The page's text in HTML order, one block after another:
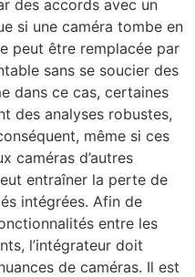
des accords avec un
si une caméra tombe en
peut être remplacée par
sans se soucier des
dans ce cas, certaines
des analyses robustes,
même si ces
caméras d’autres
entraîner la perte de
intégrées. Afin de
entre les
l’intégrateur doit
de caméras. Il est